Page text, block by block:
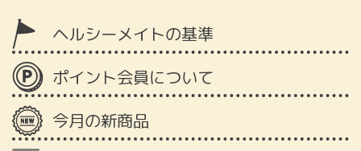
ヘルシーメイトの基準
ポイント会員について
今月の新商品